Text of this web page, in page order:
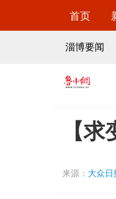
首页
淄博要闻
【
来源： 大众